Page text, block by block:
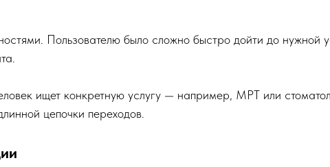
Пользователю было сложно быстро дойти до нужной
ищет конкретную услугу — например, МРТ или
цепочки переходов.